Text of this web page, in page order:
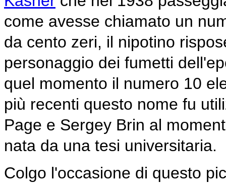
come avesse chiamato un
da cento zeri, il nipotino
personaggio dei fumetti
quel momento il numero 10
più recenti questo nome fu
Page e Sergey Brin al
nata da una tesi universitaria.
Colgo l'occasione di questo